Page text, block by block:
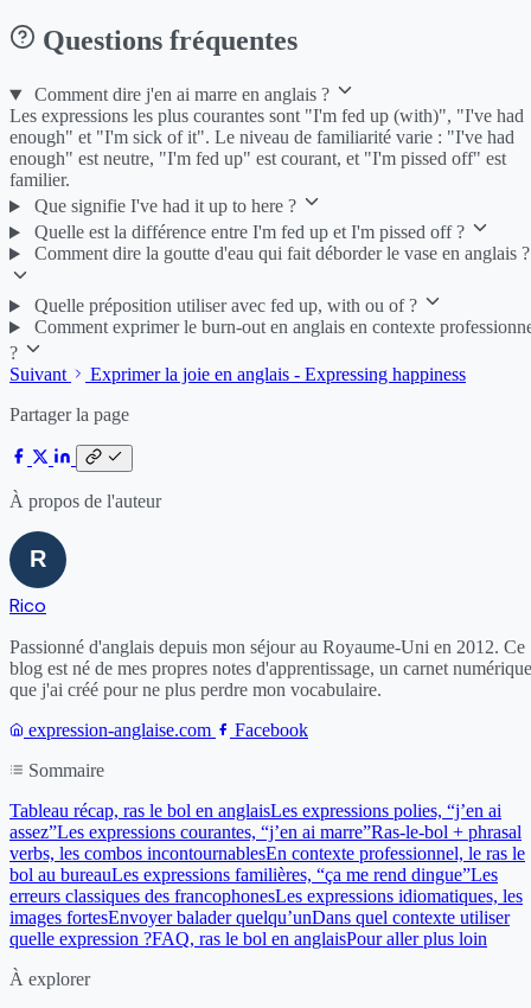
Questions fréquentes
Comment dire j'en ai marre en anglais ?
Les expressions les plus courantes sont "I'm fed up (with)", "I've had
enough" et "I'm sick of it". Le niveau de familiarité varie : "I've had
enough" est neutre, "I'm fed up" est courant, et "I'm pissed off" est
familier.
Que signifie I've had it up to here ?
Quelle est la différence entre I'm fed up et I'm pissed off ?
Comment dire la goutte d'eau qui fait déborder le vase en anglais ?
Quelle préposition utiliser avec fed up, with ou of ?
Comment exprimer le burn-out en anglais en contexte
?
Suivant
Exprimer la joie en anglais - Expressing happiness
Partager la page
À propos de l'auteur
Rico
Passionné d'anglais depuis mon séjour au Royaume-Uni en 2012. Ce
blog est né de mes propres notes d'apprentissage, un carnet numérique
que j'ai créé pour ne plus perdre mon vocabulaire.
expression-anglaise.com
Facebook
Sommaire
Tableau récap, ras le bol en anglaisLes expressions polies, “j’en ai
assez”Les expressions courantes, “j’en ai marre”Ras-le-bol + phrasal
verbs, les combos incontournablesEn contexte professionnel, le ras le
bol au bureauLes expressions familières, “ça me rend dingue”Les
erreurs classiques des francophonesLes expressions idiomatiques, les
images fortesEnvoyer balader quelqu’unDans quel contexte utiliser
quelle expression ?FAQ, ras le bol en anglaisPour aller plus loin
À explorer